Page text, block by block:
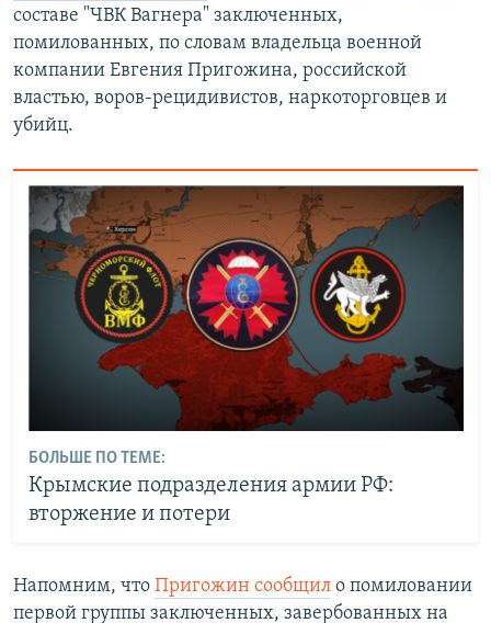
составе "ЧВК Вагнера" заключенных,
помилованных, по словам владельца военной
компании Евгения Пригожина, российской
властью, воров-рецидивистов, наркоторговцев и
убийц.
БОЛЬШЕ ПО ТЕМЕ:
Крымские подразделения армии РФ:
вторжение и потери
Напомним, что Пригожин сообщил о помиловании
первой группы заключенных, завербованных на